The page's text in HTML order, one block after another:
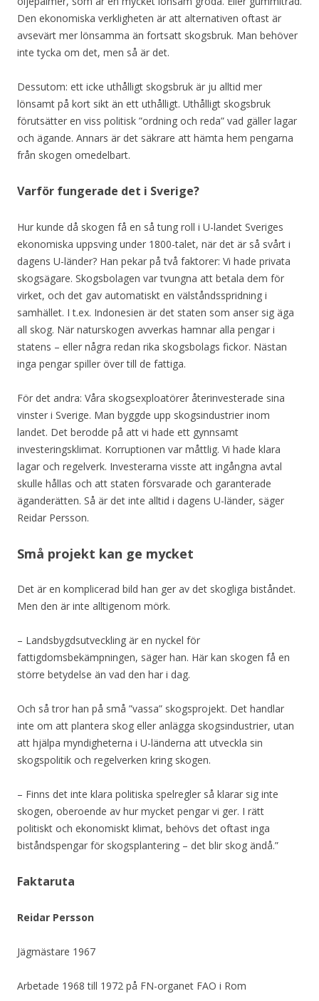
Den ekonomiska verkligheten är att alternativen oftast är
avsevärt mer lönsamma än fortsatt skogsbruk. Man behöver
inte tycka om det, men så är det.
Dessutom: ett icke uthålligt skogsbruk är ju alltid mer
lönsamt på kort sikt än ett uthålligt. Uthålligt skogsbruk
förutsätter en viss politisk ”ordning och reda” vad gäller lagar
och ägande. Annars är det säkrare att hämta hem pengarna
från skogen omedelbart.
Varför fungerade det i Sverige?
Hur kunde då skogen få en så tung roll i U-landet Sveriges
ekonomiska uppsving under 1800-talet, när det är så svårt i
dagens U-länder? Han pekar på två faktorer: Vi hade privata
skogsägare. Skogsbolagen var tvungna att betala dem för
virket, och det gav automatiskt en välståndsspridning i
samhället. I t.ex. Indonesien är det staten som anser sig äga
all skog. När naturskogen avverkas hamnar alla pengar i
statens – eller några redan rika skogsbolags fickor. Nästan
inga pengar spiller över till de fattiga.
För det andra: Våra skogsexploatörer återinvesterade sina
vinster i Sverige. Man byggde upp skogsindustrier inom
landet. Det berodde på att vi hade ett gynnsamt
investeringsklimat. Korruptionen var måttlig. Vi hade klara
lagar och regelverk. Investerarna visste att ingångna avtal
skulle hållas och att staten försvarade och garanterade
äganderätten. Så är det inte alltid i dagens U-länder, säger
Reidar Persson.
Små projekt kan ge mycket
Det är en komplicerad bild han ger av det skogliga biståndet.
Men den är inte alltigenom mörk.
– Landsbygdsutveckling är en nyckel för
fattigdomsbekämpningen, säger han. Här kan skogen få en
större betydelse än vad den har i dag.
Och så tror han på små ”vassa” skogsprojekt. Det handlar
inte om att plantera skog eller anlägga skogsindustrier, utan
att hjälpa myndigheterna i U-länderna att utveckla sin
skogspolitik och regelverken kring skogen.
– Finns det inte klara politiska spelregler så klarar sig inte
skogen, oberoende av hur mycket pengar vi ger. I rätt
politiskt och ekonomiskt klimat, behövs det oftast inga
biståndspengar för skogsplantering – det blir skog ändå.”
Faktaruta
Reidar Persson
Jägmästare 1967
Arbetade 1968 till 1972 på FN-organet FAO i Rom